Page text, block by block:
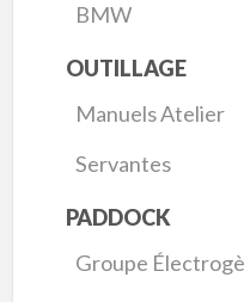
BMW
OUTILLAGE
Manuels Atelier
Servantes
PADDOCK
Groupe